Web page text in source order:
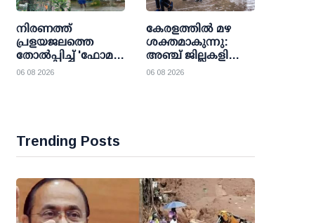
അംഗീകാരം
നിരണത്ത്
പ്രളയജലത്തെ
തോല്‍പ്പിച്ച് 'ഫോമ
വില്ലേജ്'; 36
06 08 2026
കേരളത്തില്‍ മഴ
ശക്തമാകുന്നു:
അഞ്ച് ജില്ലകളിലെ
വിദ്യാഭ്യാസ
06 08 2026
Trending Posts